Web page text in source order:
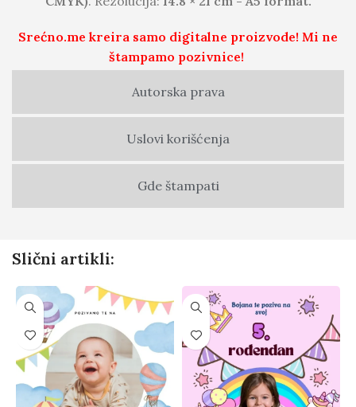
Autorska prava
Uslovi korišćenja
Gde štampati
Srećno.me kreira samo digitalne proizvode! Mi ne
štampamo pozivnice!
Slični artikli: